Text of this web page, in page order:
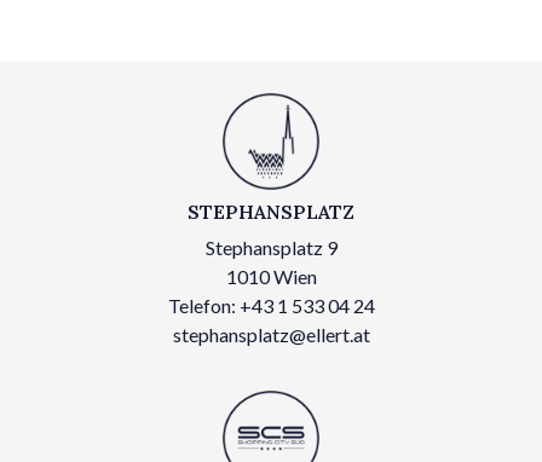
STEPHANSPLATZ
Stephansplatz 9
1010 Wien
Telefon: +43 1 533 04 24
stephansplatz@ellert.at